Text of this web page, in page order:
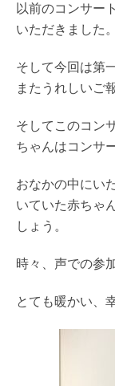
以前のコンサー
いただきました。
そして今回は第
またうれしいご
そしてこのコン
ちゃんはコンサ
おなかの中にい
いていた赤ちゃ
しょう。
時々、声での参
とても暖かい、